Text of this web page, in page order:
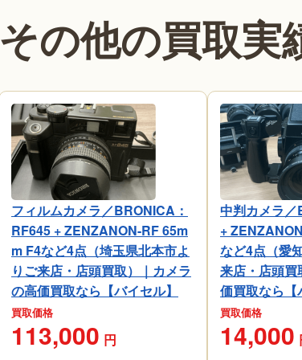
その他の買取実
フィルムカメラ／BRONICA：
RF645 + ZENZANON-RF 65m
m F4など4点（埼玉県北本市よ
りご来店・店頭買取）｜カメラ
の高価買取なら【バイセル】
買取価格
113,000 円
中判カメラ／
+
など4点（愛
来店・店頭買
価買取なら【
買取価格
14,000